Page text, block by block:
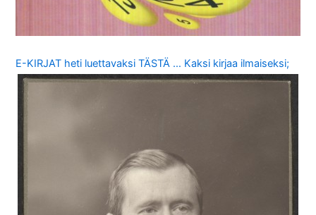
E-KIRJAT heti luettavaksi TÄSTÄ … Kaksi kirjaa ilmaiseksi;